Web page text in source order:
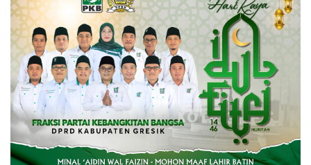
PEMERINTAHAN
OPINI
PENDIDIKAN
HIBURAN
BERITABARU.CO
KABARBARU.CO
SERIKATNEWS.COM
PEWARTANUSANTARA.COM
LANGGAR.CO
JOBNAS.COM
SURAU.CO
REDAKSI
TENTANG
KERJASAMA
PEDOMAN